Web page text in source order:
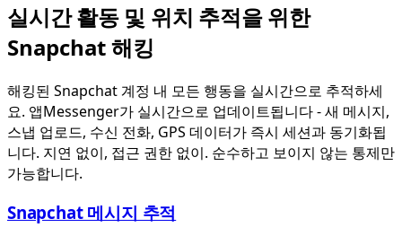
실시간 활동 및 위치 추적을 위한
Snapchat 해킹
해킹된 Snapchat 계정 내 모든 행동을 실시간으로 추적하세
요. 앱Messenger가 실시간으로 업데이트됩니다 - 새 메시지,
스냅 업로드, 수신 전화, GPS 데이터가 즉시 세션과 동기화됩
니다. 지연 없이, 접근 권한 없이. 순수하고 보이지 않는 통제만
가능합니다.
Snapchat 메시지 추적